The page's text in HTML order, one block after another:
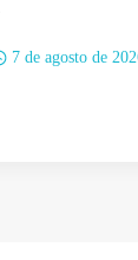
7 de agosto de